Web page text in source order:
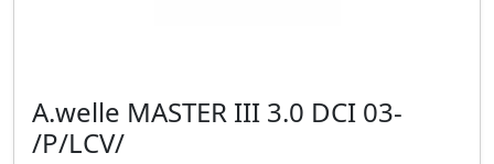
A.welle MASTER III 3.0 DCI 03-
/P/LCV/